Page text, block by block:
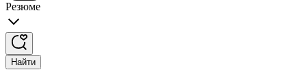
Резюме
Найти